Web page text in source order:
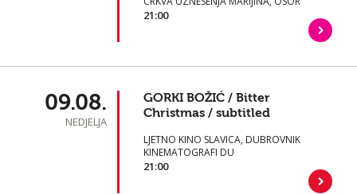
21:00
09.08.
NEDJELJA
GORKI BOŽIĆ / Bitter
Christmas / subtitled
LJETNO KINO SLAVICA, DUBROVNIK
KINEMATOGRAFI DU
21:00